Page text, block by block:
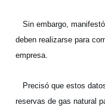
Sin embargo,
deben realizarse para
empresa.
Precisó que estos
reservas de gas natural